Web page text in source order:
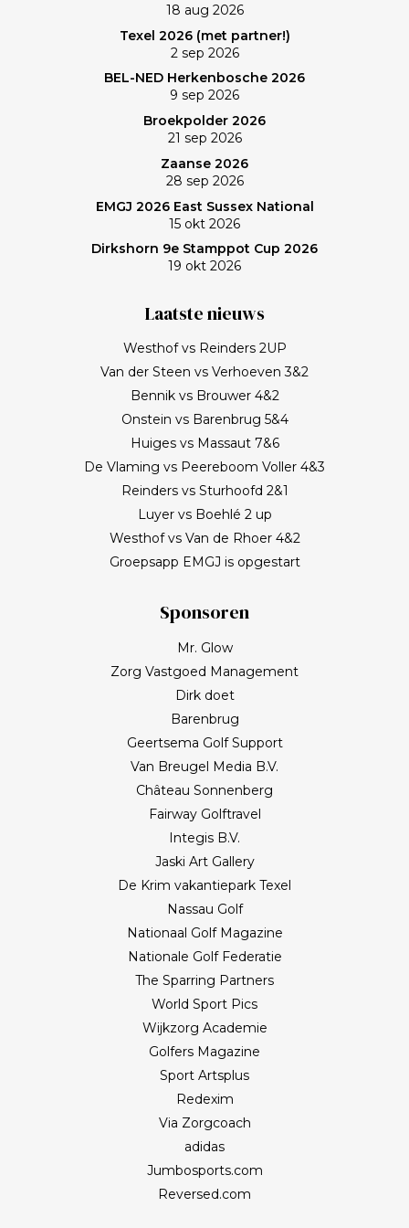
Frank zullen mij nog lang bijblijven. Topgast, topdag!
Frank, bedankt!
18 aug 2026
Texel 2026 (met partner!)
2 sep 2026
BEL-NED Herkenbosche 2026
9 sep 2026
Broekpolder 2026
21 sep 2026
Zaanse 2026
28 sep 2026
EMGJ 2026 East Sussex National
15 okt 2026
Dirkshorn 9e Stamppot Cup 2026
19 okt 2026
Laatste nieuws
Westhof vs Reinders 2UP
Van der Steen vs Verhoeven 3&2
Bennik vs Brouwer 4&2
Onstein vs Barenbrug 5&4
Huiges vs Massaut 7&6
De Vlaming vs Peereboom Voller 4&3
Reinders vs Sturhoofd 2&1
Luyer vs Boehlé 2 up
Westhof vs Van de Rhoer 4&2
Groepsapp EMGJ is opgestart
Sponsoren
Mr. Glow
Zorg Vastgoed Management
Dirk doet
Barenbrug
Geertsema Golf Support
Van Breugel Media B.V.
Château Sonnenberg
Fairway Golftravel
Integis B.V.
Jaski Art Gallery
De Krim vakantiepark Texel
Nassau Golf
Nationaal Golf Magazine
Nationale Golf Federatie
The Sparring Partners
World Sport Pics
Wijkzorg Academie
Golfers Magazine
Sport Artsplus
Redexim
Via Zorgcoach
adidas
Jumbosports.com
Reversed.com